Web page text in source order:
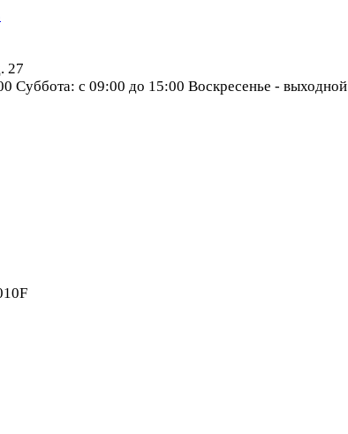
27
Суббота: с 09:00 до 15:00 Воскресенье - выходной